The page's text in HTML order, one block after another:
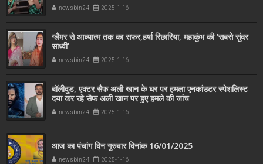
newsbin24 2025-1-16
ग्लैमर से आध्यात्म तक का सफर,हर्षा रिछारिया, महाकुंभ की 'सबसे सुंदर
साध्वी'
newsbin24 2025-1-16
बॉलीवुड, एक्टर सैफ अली खान के घर पर हमला एनकांउटर स्पेशलिस्ट
दया कर रहे सैफ अली खान पर हुए हमले की जांच
newsbin24 2025-1-16
आज का पंचांग दिन गुरुवार दिनांक 16/01/2025
newsbin24 2025-1-16